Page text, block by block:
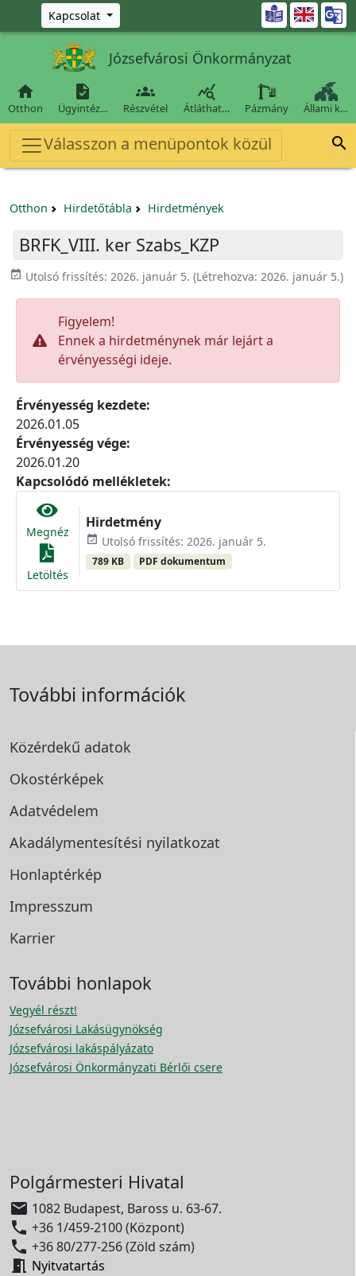
Ugrás a fő tartalomra
Kapcsolat 
Józsefvárosi Önkormányzat

Otthon

Ügyintéz…

Részvétel

Átláthat… Pázmány Állami k…
Válasszon a menüpontok közül 
Otthon Hirdetőtábla Hirdetmények
BRFK_VIII. ker Szabs_KZP
event_available Utolsó frissítés: 2026. január 5. (Létrehozva: 2026. január 5.)
Figyelem!
Ennek a hirdetménynek már lejárt a
érvényességi ideje.
Érvényesség kezdete:
2026.01.05
Érvényesség vége:
2026.01.20
Kapcsolódó mellékletek:
Megnéz
Letöltés
Hirdetmény
event_available Utolsó frissítés: 2026. január 5.
789 KB PDF dokumentum
További információk
Közérdekű adatok
Okostérképek
Adatvédelem
Akadálymentesítési nyilatkozat
Honlaptérkép
Impresszum
Karrier
További honlapok
Vegyél részt!
Józsefvárosi Lakásügynökség
Józsefvárosi lakáspályázato
Józsefvárosi Önkormányzati Bérlői csere
Polgármesteri Hivatal
 1082 Budapest, Baross u. 63-67.
 +36 1/459-2100 (Központ)
 +36 80/277-256 (Zöld szám)
 Nyitvatartás